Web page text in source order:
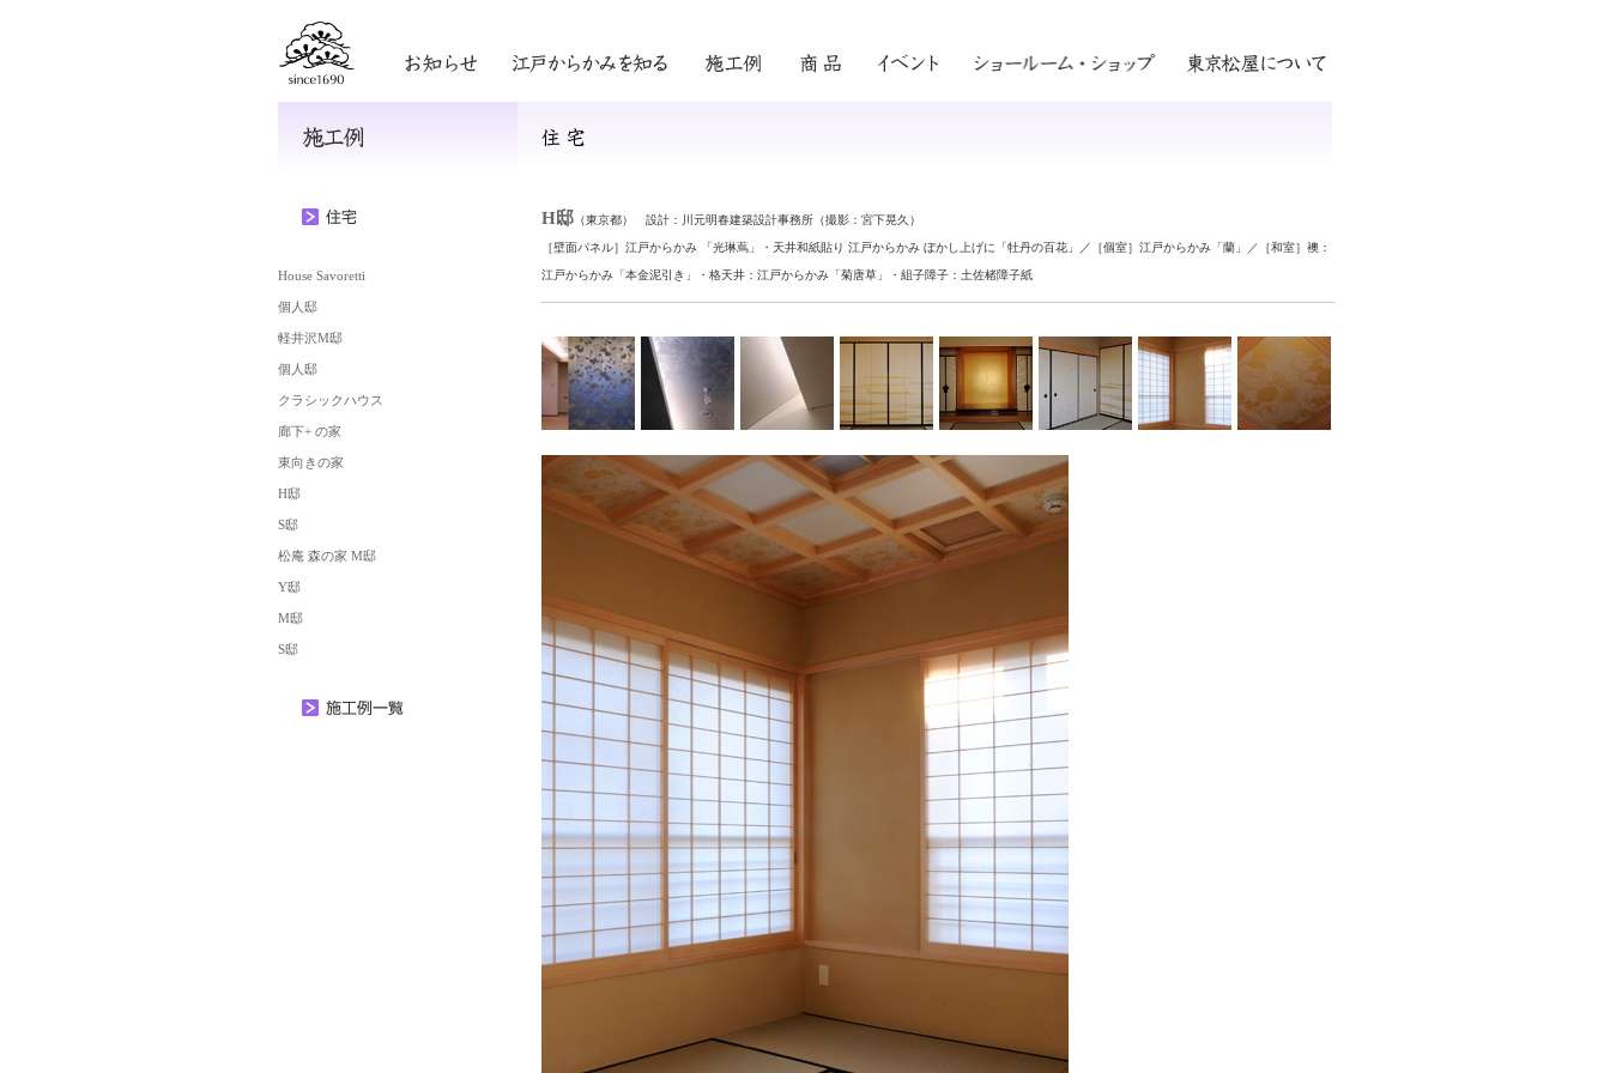
House Savoretti
個人邸
軽井沢M邸
個人邸
クラシックハウス
廊下+ の家
東向きの家
H邸
S邸
松庵 森の家 M邸
Y邸
M邸
S邸
H邸 （東京都） 設計：川元明春建築設計事務所（撮影：宮下晃久）
［壁面パネル］江戸からかみ 「光琳蔦」・天井和紙貼り 江戸からかみ ぼかし上げに「牡丹の百花」／［個室］江戸からかみ「蘭」／［和室］襖：
江戸からかみ「本金泥引き」・格天井：江戸からかみ「菊唐草」・組子障子：土佐楮障子紙